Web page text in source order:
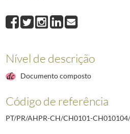
D211219António de Mendonça
D211220Manuel Benjamim
D211222
António Maria
D211224 Joaquim de Brito das
D212778D. António dos Reis
Nível de descrição
Documento composto
Código de referência
PT/PR/AHPR-CH/CH0101-